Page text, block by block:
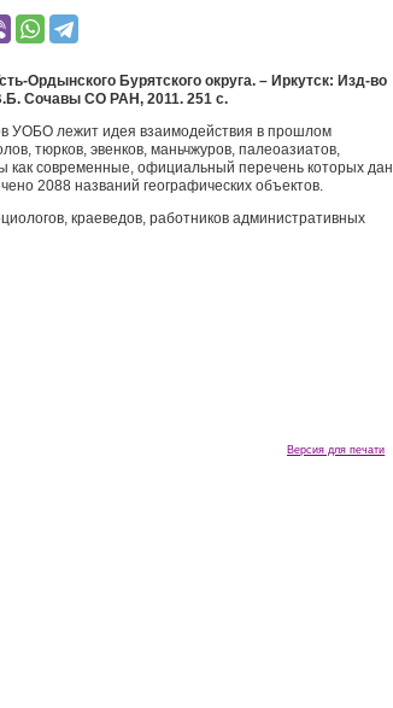
Ордынского Бурятского округа. – Иркутск: Изд-во
Сочавы СО РАН, 2011. 251 с.
УОБО лежит идея взаимодействия в прошлом
тюрков, эвенков, маньчжуров, палеоазиатов,
как современные, официальный перечень которых дан
2088 названий географических объектов.
краеведов, работников административных
Версия для печати